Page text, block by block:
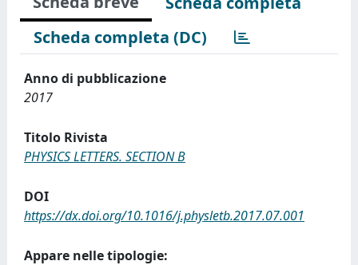
Scheda completa (DC)
Anno di pubblicazione
2017
Titolo Rivista
PHYSICS LETTERS. SECTION B
DOI
https://dx.doi.org/10.1016/j.physletb.2017.07.001
Appare nelle tipologie: